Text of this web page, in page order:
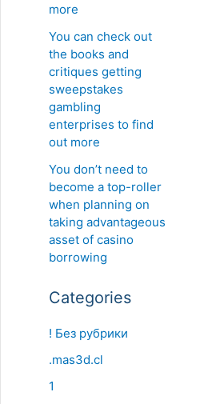
more
You can check out
the books and
critiques getting
sweepstakes
gambling
enterprises to find
out more
You don’t need to
become a top-roller
when planning on
taking advantageous
asset of casino
borrowing
Categories
! Без рубрики
.mas3d.cl
1